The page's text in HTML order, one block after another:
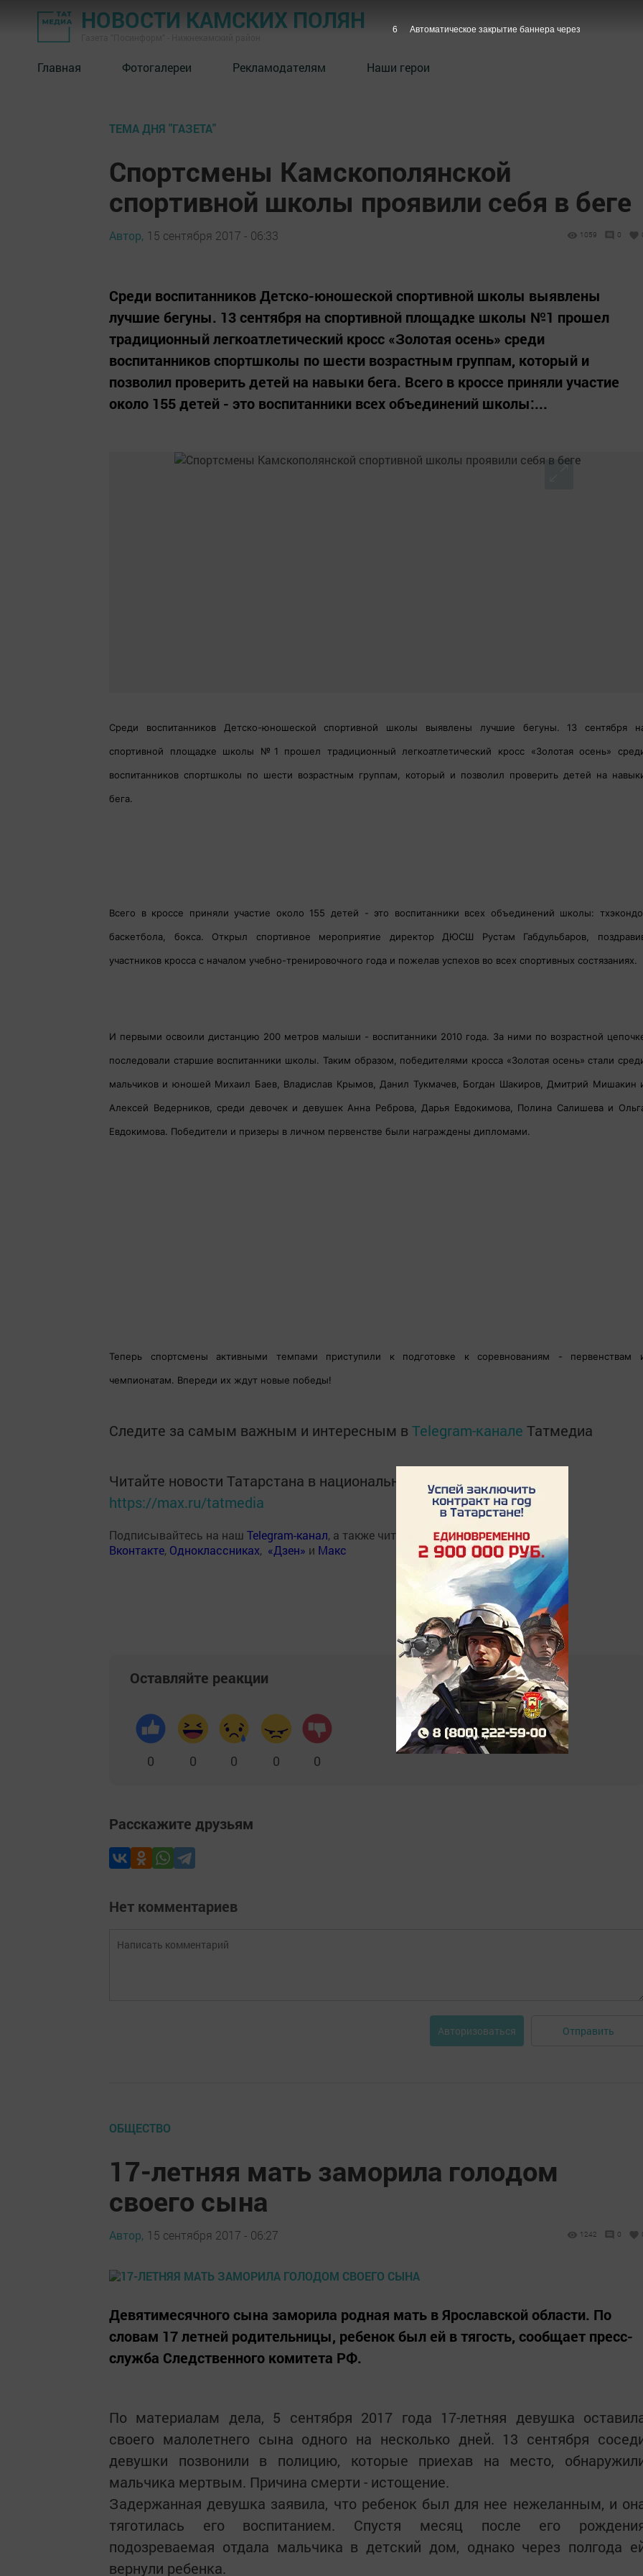
НОВОСТИ КАМСКИХ ПОЛЯН
Главная Фотогалереи Рекламодателям Наши герои
ТЕМА ДНЯ "ГАЗЕТА"
Спортсмены Камскополянской
спортивной школы проявили себя в беге
Автор, 15 сентября 2017 - 06:33 1059 0
Среди воспитанников Детско-юношеской спортивной школы выявлены
лучшие бегуны. 13 сентября на спортивной площадке школы №1 прошел
традиционный легкоатлетический кросс «Золотая осень» среди
воспитанников спортшколы по шести возрастным группам, который и
позволил проверить детей на навыки бега. Всего в кроссе приняли участие
около 155 детей - это воспитанники всех объединений школы:...
Среди воспитанников Детско-юношеской спортивной школы выявлены лучшие бегуны. 13 сентября
спортивной площадке школы №1 прошел традиционный легкоатлетический кросс «Золотая осень»
воспитанников спортшколы по шести возрастным группам, который и позволил проверить детей на
бега.
Всего в кроссе приняли участие около 155 детей - это воспитанники всех объединений школы:
баскетбола, бокса. Открыл спортивное мероприятие директор ДЮСШ Рустам Габдульбаров,
участников кросса с началом учебно-тренировочного года и пожелав успехов во всех спортивных состязаниях.
И первыми освоили дистанцию 200 метров малыши - воспитанники 2010 года. За ними по возрастной
последовали старшие воспитанники школы. Таким образом, победителями кросса «Золотая осень» стали
мальчиков и юношей Михаил Баев, Владислав Крымов, Данил Тукмачев, Богдан Шакиров, Дмитрий Мишакин
Алексей Ведерников, среди девочек и девушек Анна Реброва, Дарья Евдокимова, Полина Салишева и
Евдокимова. Победители и призеры в личном первенстве были награждены дипломами.
Теперь спортсмены активными темпами приступили к подготовке к соревнованиям - первенствам
чемпионатам. Впереди их ждут новые победы!
Следите за самым важным и интересным в Telegram-канале Татмедиа
Читайте новости Татарстана в национальном мессенджере MАХ:
https://max.ru/tatmedia
Подписывайтесь на наш Telegram-канал, а также читайте нас
Вконтакте, Одноклассниках, «Дзен» и Макс
Оставляйте реакции
0 0 0 0 0
Расскажите друзьям
Нет комментариев
Авторизоваться Отправить
ОБЩЕСТВО
17-летняя мать заморила голодом
своего сына
Автор, 15 сентября 2017 - 06:27 1242 0
Девятимесячного сына заморила родная мать в Ярославской области. По
словам 17 летней родительницы, ребенок был ей в тягость, сообщает пресс-
служба Следственного комитета РФ.
По материалам дела, 5 сентября 2017 года 17-летняя девушка
своего малолетнего сына одного на несколько дней. 13 сентября
девушки позвонили в полицию, которые приехав на место,
мальчика мертвым. Причина смерти - истощение.
Задержанная девушка заявила, что ребенок был для нее нежеланным, и
тяготилась его воспитанием. Спустя месяц после его
подозреваемая отдала мальчика в детский дом, однако через полгода
вернули ребенка.
5 Автоматическое закрытие баннера через